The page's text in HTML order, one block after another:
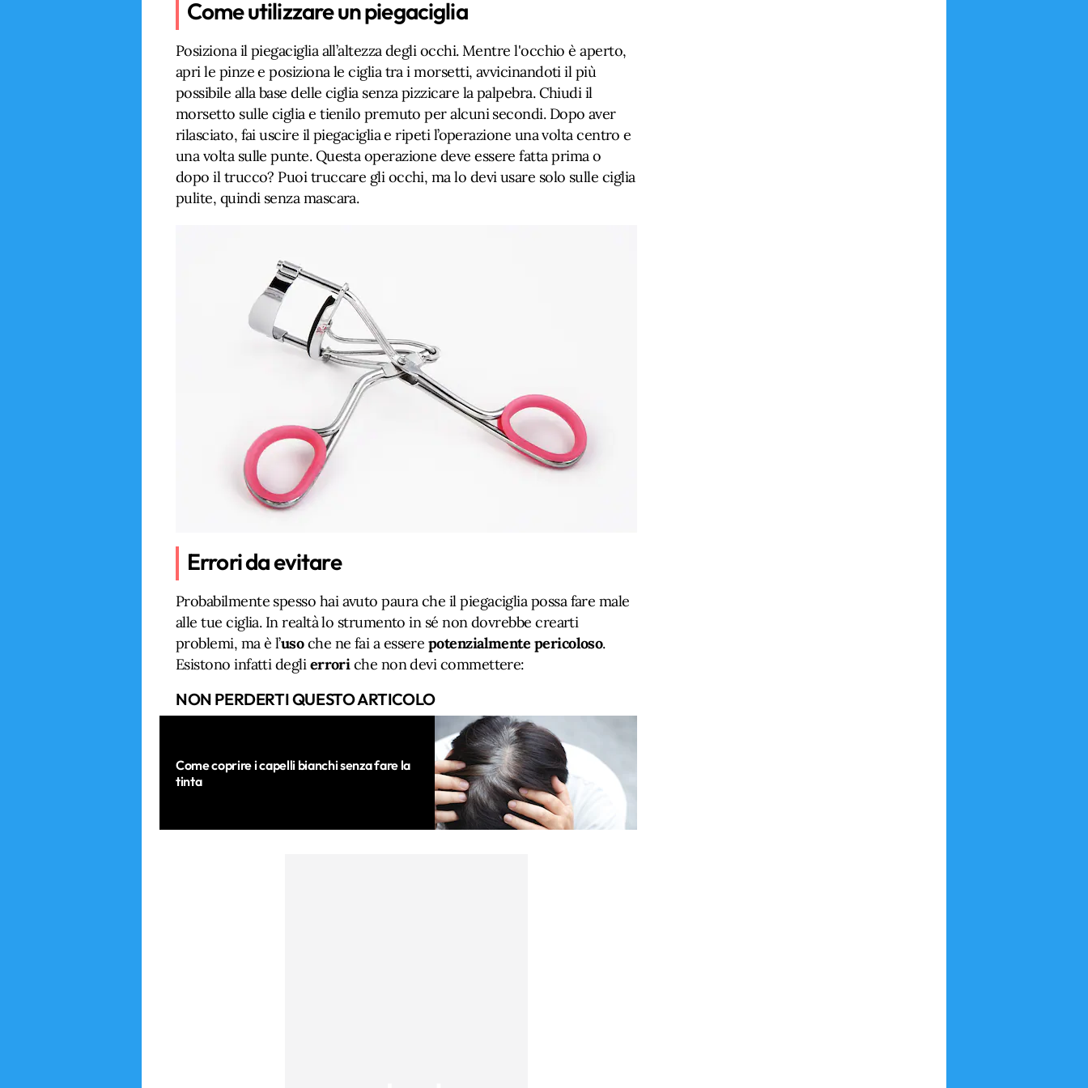
Come utilizzare un piegaciglia
Posiziona il piegaciglia all’altezza degli occhi. Mentre l'occhio è aperto,
apri le pinze e posiziona le ciglia tra i morsetti, avvicinandoti il ​​più
possibile alla base delle ciglia senza pizzicare la palpebra. Chiudi il
morsetto sulle ciglia e tienilo premuto per alcuni secondi. Dopo aver
rilasciato, fai uscire il piegaciglia e ripeti l’operazione una volta centro e
una volta sulle punte. Questa operazione deve essere fatta prima o
dopo il trucco? Puoi truccare gli occhi, ma lo devi usare solo sulle ciglia
pulite, quindi senza mascara.
Errori da evitare
Probabilmente spesso hai avuto paura che il piegaciglia possa fare male
alle tue ciglia. In realtà lo strumento in sé non dovrebbe crearti
problemi, ma è l’usoche ne fai a essere potenzialmente pericoloso.
Esistono infatti deglierroriche non devi commettere:
NON PERDERTI QUESTO ARTICOLO
Come coprire i capelli bianchi senza fare la
tinta